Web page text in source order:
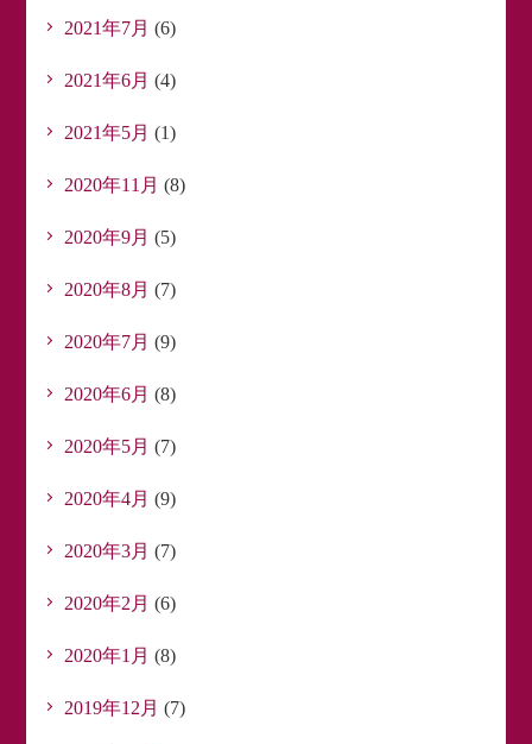
2021年7月 (6)
2021年6月 (4)
2021年5月 (1)
2020年11月 (8)
2020年9月 (5)
2020年8月 (7)
2020年7月 (9)
2020年6月 (8)
2020年5月 (7)
2020年4月 (9)
2020年3月 (7)
2020年2月 (6)
2020年1月 (8)
2019年12月 (7)